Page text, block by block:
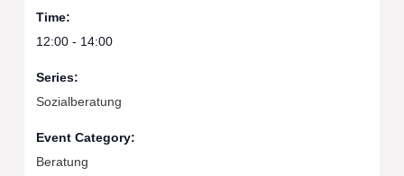
Time:
12:00 - 14:00
Series:
Sozialberatung
Event Category:
Beratung